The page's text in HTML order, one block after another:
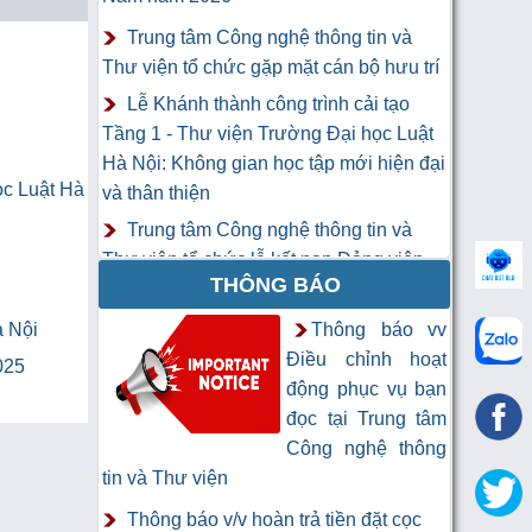
Luật Hà
Nội
Trung tâm Công nghệ thông tin và
Thư viện tổ chức gặp mặt cán bộ hưu trí
Lễ Khánh thành công trình cải tạo
Tầng 1 - Thư viện Trường Đại học Luật
Hà Nội: Không gian học tập mới hiện đại
và thân thiện
Trung tâm Công nghệ thông tin và
Thư viện tổ chức lễ kết nạp Đảng viên
Khai mạc Khóa học “Trí tuệ nhân tạo
cho chuyên gia thông tin và thư viện”
THÔNG BÁO
Thông báo vv
Điều chỉnh hoạt
động phục vụ bạn
đọc tại Trung tâm
Công nghệ thông
tin và Thư viện
Thông báo v/v hoàn trả tiền đặt cọc